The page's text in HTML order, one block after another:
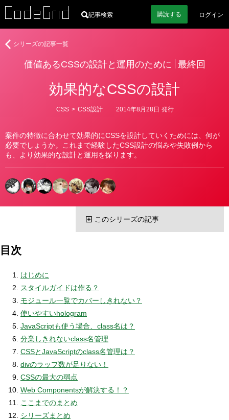
記事検索 購読する ログイン
価値あるCSSの設計と運用のために 最終回
効果的なCSSの設計
案件の特徴に合わせて効果的にCSSを設計していくためには、何が
必要でしょうか。これまで経験したCSS設計の悩みや失敗例から
も、より効果的な設計と運用を探ります。
カ
ー
CSS > CSS設計 2014年8月28日 発行
価
運
め
に
シリーズの記事一覧
このシリーズの記事
目次
はじめに
スタイルガイドは作る？
モジュール一覧でカバーしきれない？
使いやすいhologram
JavaScriptも使う場合、class名は？
分業しきれないclass名管理
CSSとJavaScriptのclass名管理は？
divのラップ数が足りない！
CSSの最大の弱点
Web Componentsが解決する！？
ここまでのまとめ
シリーズまとめ